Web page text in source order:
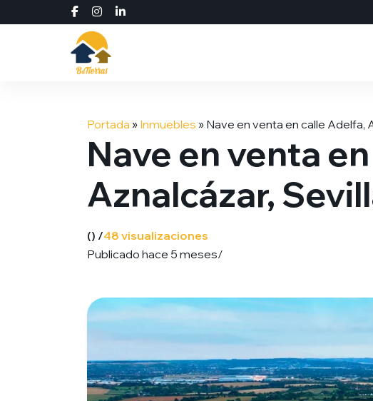
Portada » Inmuebles » Nave en venta en calle Adelfa,
Nave en venta
Aznalcázar,
() /48 visualizaciones
Publicado hace 5 meses/